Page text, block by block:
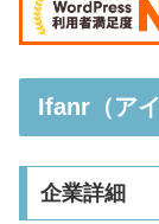
Ifanr（ア
企業詳細